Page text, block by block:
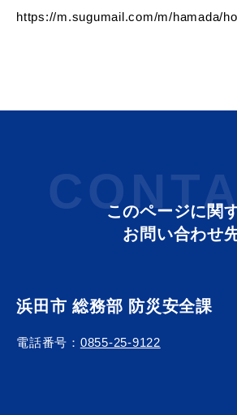
妊娠・出産
引っ越し・住まい
https://m.sugumail.com/m/hamada/
このページに関
お問い合わせ
浜田市 総務部 防災安全課
電話番号： 0855-25-9122